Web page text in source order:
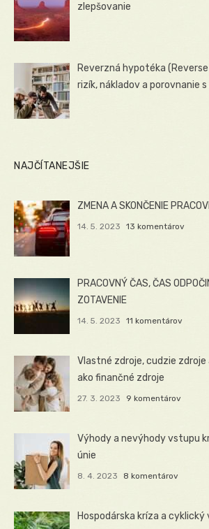
zlepšovanie
Reverzná hypotéka
rizík, nákladov a porovnanie
NAJČÍTANEJŠIE
ZMENA A SKONČENIE
14. 5. 2023 13 komentárov
PRACOVNÝ ČAS, ČAS
ZOTAVENIE
14. 5. 2023 11 komentárov
Vlastné zdroje, cudzie
ako finančné zdroje
27. 3. 2023 9 komentárov
Výhody a nevýhody vstupu
únie
8. 4. 2023 8 komentárov
Hospodárska kríza a